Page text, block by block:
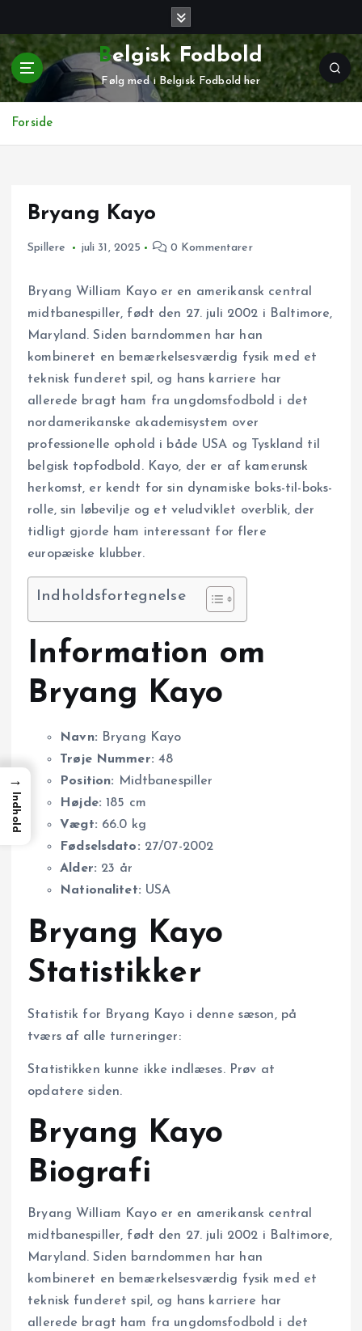
t
i
i
Belgisk Fodbold
Følg med i Belgisk Fodbold her
Forside
Bryang Kayo
Spillere juli 31, 2025 0 Kommentarer
Bryang William Kayo er en amerikansk central
midtbanespiller, født den 27. juli 2002 i Baltimore,
Maryland. Siden barndommen har han
kombineret en bemærkelsesværdig fysik med et
teknisk funderet spil, og hans karriere har
allerede bragt ham fra ungdomsfodbold i det
nordamerikanske akademisystem over
professionelle ophold i både USA og Tyskland til
belgisk topfodbold. Kayo, der er af kamerunsk
herkomst, er kendt for sin dynamiske boks-til-boks-
rolle, sin løbevilje og et veludviklet overblik, der
tidligt gjorde ham interessant for flere
europæiske klubber.
Indholdsfortegnelse
Information om
Bryang Kayo
Navn: Bryang Kayo
Trøje Nummer: 48
Position: Midtbanespiller
Højde: 185 cm
Vægt: 66.0 kg
Fødselsdato: 27/07-2002
Alder: 23 år
Nationalitet: USA
Bryang Kayo
Statistikker
Statistik for Bryang Kayo i denne sæson, på
tværs af alle turneringer:
Statistikken kunne ikke indlæses. Prøv at
opdatere siden.
Bryang Kayo
Biografi
Bryang William Kayo er en amerikansk central
midtbanespiller, født den 27. juli 2002 i Baltimore,
Maryland. Siden barndommen har han
kombineret en bemærkelsesværdig fysik med et
teknisk funderet spil, og hans karriere har
allerede bragt ham fra ungdomsfodbold i det
→
Indhold